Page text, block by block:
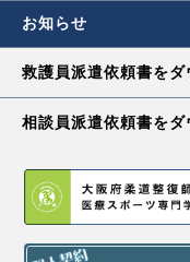
お知らせ
救護員派遣依頼書をダ
相談員派遣依頼書をダ